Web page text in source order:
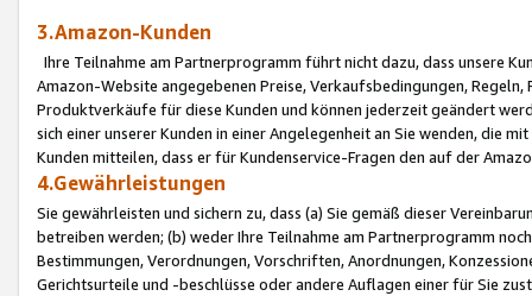
3.Amazon-Kunden
Ihre Teilnahme am Partnerprogramm führt nicht dazu, dass unsere
Amazon-Website angegebenen Preise, Verkaufsbedingungen,
Produktverkäufe für diese Kunden und können jederzeit geändert
sich einer unserer Kunden in einer Angelegenheit an Sie wenden, die
Kunden mitteilen, dass er für Kundenservice-Fragen den auf der
4.Gewährleistungen
Sie gewährleisten und sichern zu, dass (a) Sie gemäß dieser
betreiben werden; (b) weder Ihre Teilnahme am Partnerprogramm
Bestimmungen, Verordnungen, Vorschriften, Anordnungen,
Gerichtsurteile und -beschlüsse oder andere Auflagen einer für Sie